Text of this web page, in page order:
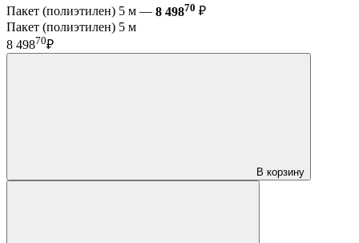
Пакет (полиэтилен) 5 м — 8 49870 ₽
Пакет (полиэтилен) 5 м
8 49870₽
В корзину